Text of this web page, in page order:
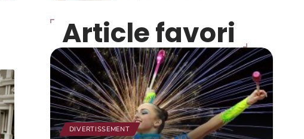
Article favori
DIVERTISSEMENT